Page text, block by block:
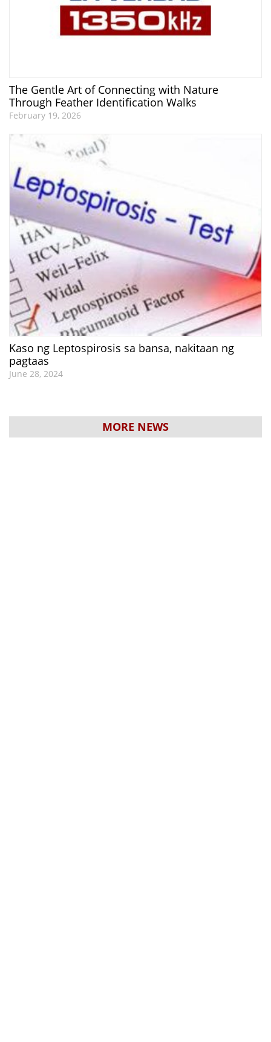
The Gentle Art of Connecting with Nature
Through Feather Identification Walks
February 19, 2026
Kaso ng Leptospirosis sa bansa, nakitaan ng
pagtaas
June 28, 2024
MORE NEWS